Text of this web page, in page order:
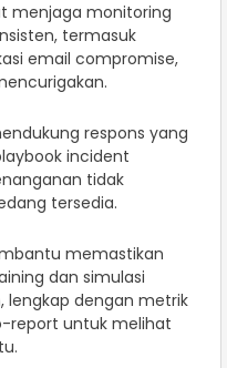
menjaga monitoring
termasuk
email compromise,
respons yang
incident
tidak
tersedia.
memastikan
dan simulasi
lengkap dengan metrik
report untuk melihat